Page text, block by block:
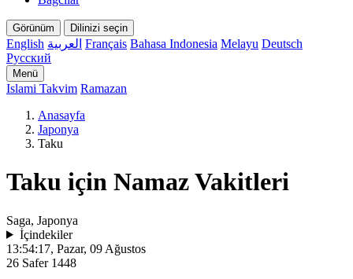
Görünüm Dilinizi seçin
English العربية Français Bahasa Indonesia Melayu Deutsch
Русский
Menü
Islami Takvim Ramazan
Anasayfa
Japonya
Taku
Taku için Namaz Vakitleri
Saga, Japonya
İçindekiler
13:54:17, Pazar, 09 Ağustos
26 Safer 1448